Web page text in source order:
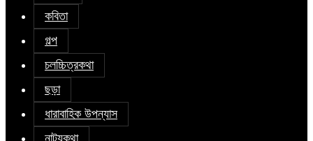
কবিতা
গল্প
চলচ্চিত্রকথা
ছড়া
ধারাবাহিক উপন্যাস